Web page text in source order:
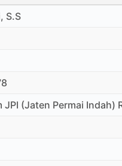
S.S
JPI (Jaten Permai Indah)